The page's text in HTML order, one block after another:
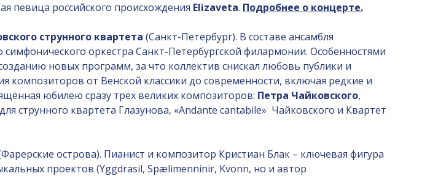
певица российского происхождения Elizaveta. Подробнее о концерте.
струнного квартета (Санкт-Петербург). В составе ансамбля
оркестра Санкт-Петербургской филармонии. Особенностями
новых программ, за что коллектив снискал любовь публики и
композиторов от Венской классики до современности, включая редкие и
юбилею сразу трёх великих композиторов: Петра Чайковского,
струнного квартета Глазунова, «Andante cantabile» Чайковского и Квартет
острова). Пианист и композитор Кристиан Блак – ключевая фигура
проектов (Yggdrasil, Spælimenninir, Kvonn, но и автор